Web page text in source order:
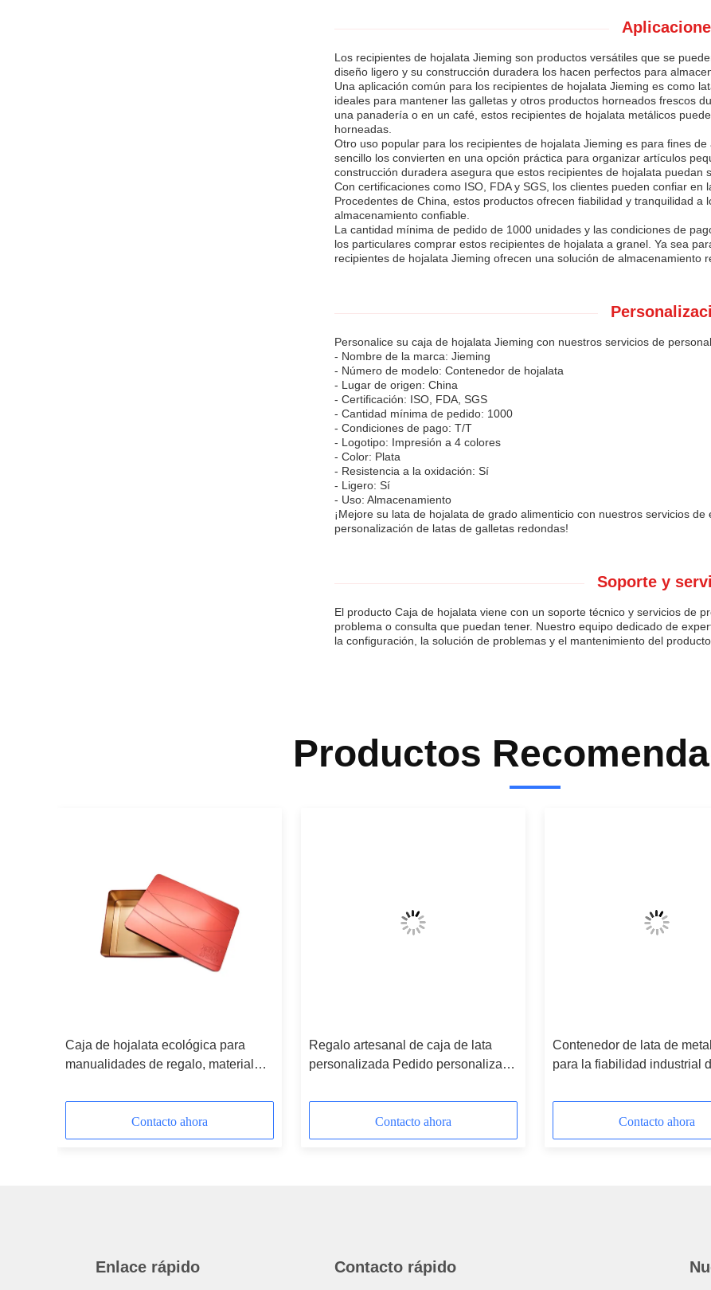
Los recipientes de hojalata Jieming son productos versátiles que se
diseño ligero y su construcción duradera los hacen perfectos para
Una aplicación común para los recipientes de hojalata Jieming es como
ideales para mantener las galletas y otros productos horneados frescos
una panadería o en un café, estos recipientes de hojalata metálicos
horneadas.
Otro uso popular para los recipientes de hojalata Jieming es para fines
sencillo los convierten en una opción práctica para organizar artículos
construcción duradera asegura que estos recipientes de hojalata puedan
Con certificaciones como ISO, FDA y SGS, los clientes pueden confiar
Procedentes de China, estos productos ofrecen fiabilidad y tranquilidad
almacenamiento confiable.
La cantidad mínima de pedido de 1000 unidades y las condiciones de
los particulares comprar estos recipientes de hojalata a granel. Ya sea
recipientes de hojalata Jieming ofrecen una solución de almacenamiento
Personalice su caja de hojalata Jieming con nuestros servicios de
- Nombre de la marca: Jieming
- Número de modelo: Contenedor de hojalata
- Lugar de origen: China
- Certificación: ISO, FDA, SGS
- Cantidad mínima de pedido: 1000
- Condiciones de pago: T/T
- Logotipo: Impresión a 4 colores
- Color: Plata
- Resistencia a la oxidación: Sí
- Ligero: Sí
- Uso: Almacenamiento
¡Mejore su lata de hojalata de grado alimenticio con nuestros servicios
personalización de latas de galletas redondas!
Soporte y
El producto Caja de hojalata viene con un soporte técnico y servicios de
problema o consulta que puedan tener. Nuestro equipo dedicado de
la configuración, la solución de problemas y el mantenimiento del producto.
Productos
Caja de hojalata ecológica para
manualidades de regalo, material
Contacto ahora
Regalo artesanal de caja de lata
personalizada Pedido personalizado
Contacto ahora
Contenedor de lata de
para la fiabilidad industrial
Contacto ahora
Enlace rápido Contacto rápido